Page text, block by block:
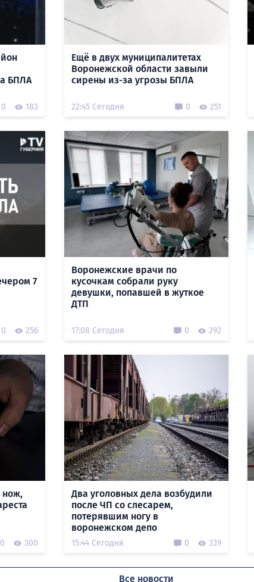
БПЛА
0 183
Ещё в двух муниципалитетах
Воронежской области завыли
сирены из-за угрозы БПЛА
22:45 Сегодня 0 251
7
0 256
Воронежские врачи по
кусочкам собрали руку
девушки, попавшей в жуткое
ДТП
17:08 Сегодня 0 292
нож,
0 300
Два уголовных дела возбудили
после ЧП со слесарем,
потерявшим ногу в
воронежском депо
15:44 Сегодня 0 339
Все новости